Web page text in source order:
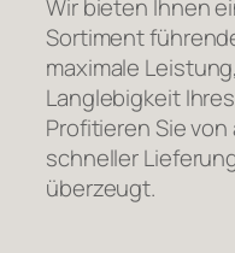
Wir bieten Ihnen
Sortiment
maximale
Langlebigkeit
Profitieren Sie
schneller
überzeugt.